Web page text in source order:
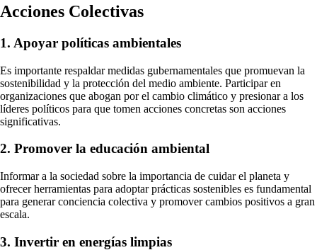
Acciones Colectivas
1. Apoyar políticas ambientales
Es importante respaldar medidas gubernamentales que promuevan la
sostenibilidad y la protección del medio ambiente. Participar en
organizaciones que abogan por el cambio climático y presionar a los
líderes políticos para que tomen acciones concretas son acciones
significativas.
2. Promover la educación ambiental
Informar a la sociedad sobre la importancia de cuidar el planeta y
ofrecer herramientas para adoptar prácticas sostenibles es fundamental
para generar conciencia colectiva y promover cambios positivos a gran
escala.
3. Invertir en energías limpias